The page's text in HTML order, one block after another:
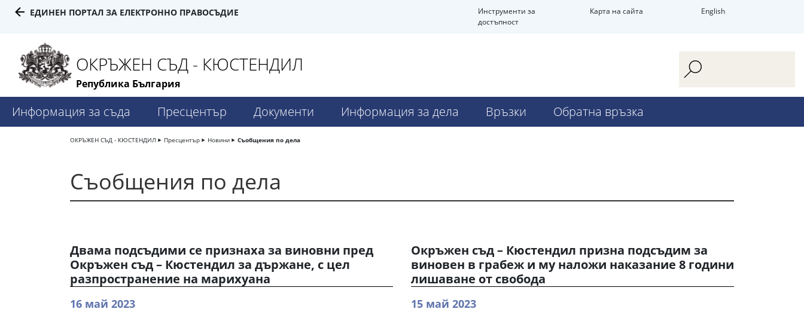
ЕДИНЕН ПОРТАЛ ЗА ЕЛЕКТРОННО ПРАВОСЪДИЕ
Инструменти за
достъпност
Карта на сайта English
ОКРЪЖЕН СЪД - КЮСТЕНДИЛ
Република България
Информация за съда Пресцентър Документи Информация за дела Връзки Обратна връзка
ОКРЪЖЕН СЪД - КЮСТЕНДИЛ Пресцентър Новини Съобщения по дела
Съобщения по дела
Двама подсъдими се признаха за виновни пред
Окръжен съд – Кюстендил за държане, с цел
разпространение на марихуана
16 май 2023
Окръжен съд – Кюстендил призна подсъдим за
виновен в грабеж и му наложи наказание 8 години
лишаване от свобода
15 май 2023